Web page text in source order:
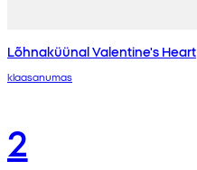
Lõhnaküünal Valentine's Heart
klaasanumas
2